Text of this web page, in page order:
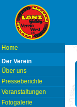
Home
Der Verein
Über uns
Presseberichte
Veranstaltungen
Fotogalerie